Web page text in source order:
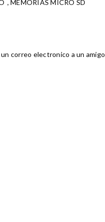
, MEMORIAS MICRO SD
correo electronico a un amigo